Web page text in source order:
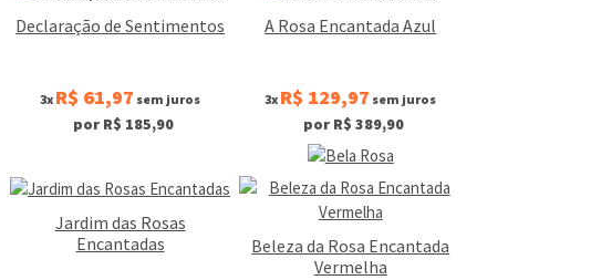
Declaração de Sentimentos
3x R$ 61,97 sem juros
por R$ 185,90
A Rosa Encantada Azul
3x R$ 129,97 sem juros
por R$ 389,90
Jardim das Rosas
Encantadas
Beleza da Rosa Encantada
Vermelha